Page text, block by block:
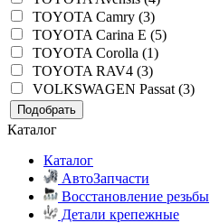
TOYOTA Camry (3)
TOYOTA Carina E (5)
TOYOTA Corolla (1)
TOYOTA RAV4 (3)
VOLKSWAGEN Passat (3)
Подобрать
Каталог
Каталог
АвтоЗапчасти
Восстановление резьбы
Детали крепежные